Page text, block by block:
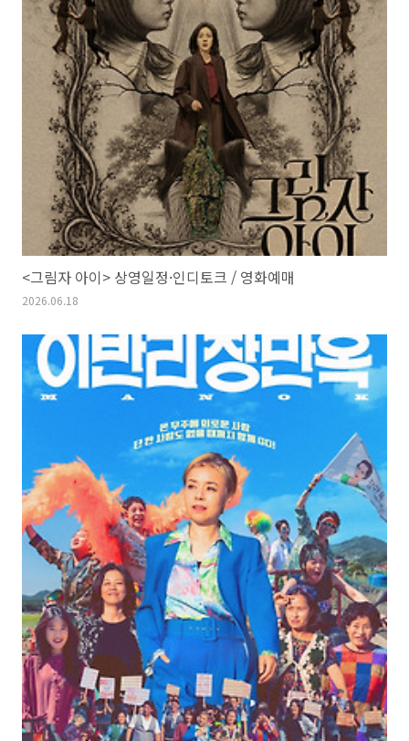
<그림자 아이> 상영일정·인디토크 / 영화예매
2026.06.18